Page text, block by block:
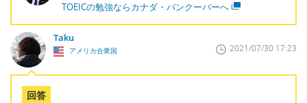
TOEICの勉強ならカナダ・バンクーバーへ
Taku
アメリカ合衆国 2021/07/30 17:23
回答